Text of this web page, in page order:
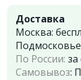
Доставка
Москва:
По России: за
Самовывоз: